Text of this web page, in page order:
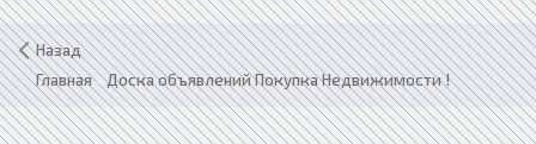
Назад
Главная»Доска объявлений Покупка Недвижимости !